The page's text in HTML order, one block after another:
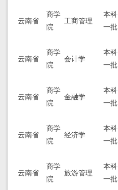
云南省
商学
院
工商管理
本科
一批
云南省
商学
院
会计学
本科
一批
云南省
商学
院
金融学
本科
一批
云南省
商学
院
经济学
本科
一批
云南省
商学
院
旅游管理
本科
一批